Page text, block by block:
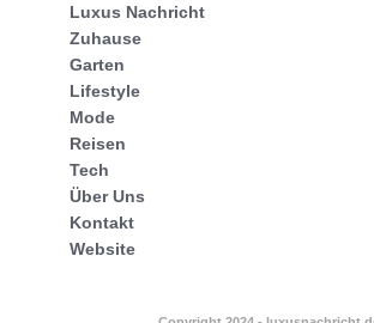
Luxus Nachricht
Zuhause
Garten
Lifestyle
Mode
Reisen
Tech
Über Uns
Kontakt
Website